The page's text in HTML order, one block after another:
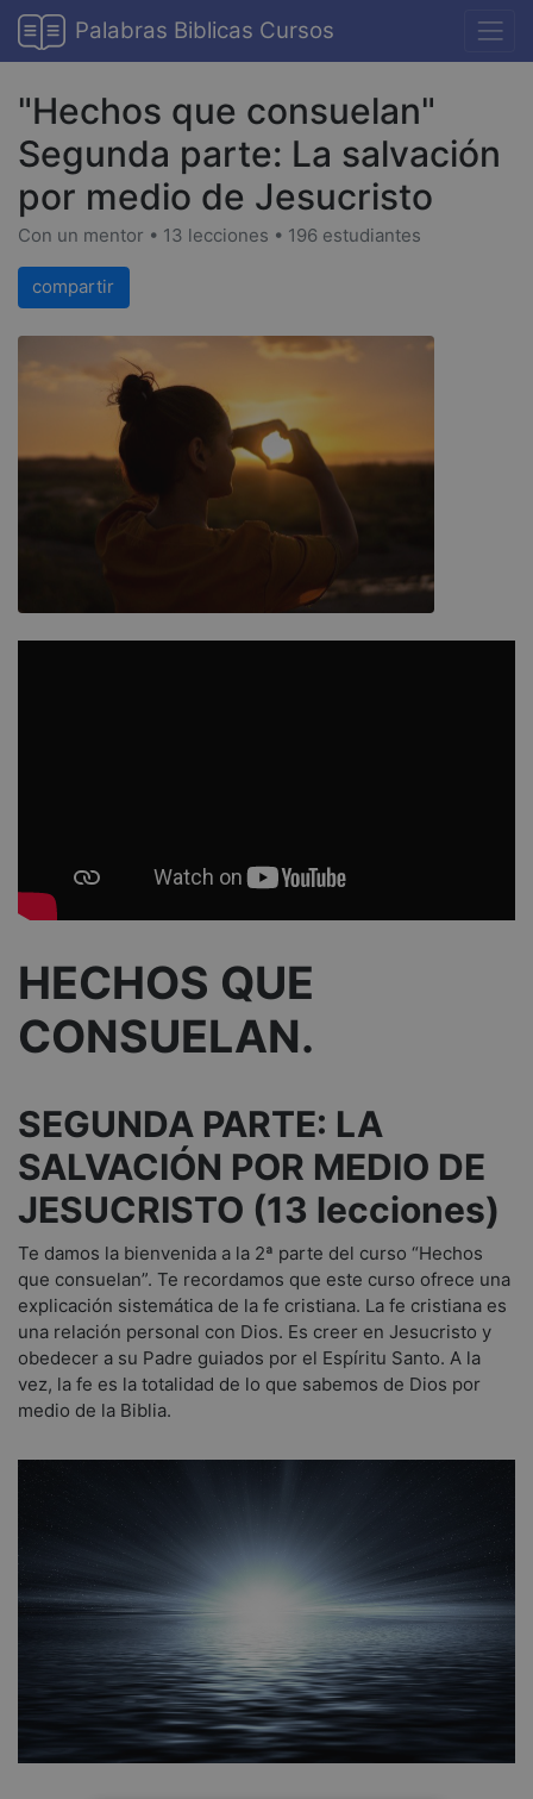
Palabras Biblicas Cursos
"Hechos que consuelan"
Segunda parte: La salvación
por medio de Jesucristo
Con un mentor • 13 lecciones • 196 estudiantes
compartir
HECHOS QUE
CONSUELAN.
SEGUNDA PARTE: LA
SALVACIÓN POR MEDIO DE
JESUCRISTO (13 lecciones)
Te damos la bienvenida a la 2ª parte del curso “Hechos
que consuelan”. Te recordamos que este curso ofrece una
explicación sistemática de la fe cristiana. La fe cristiana es
una relación personal con Dios. Es creer en Jesucristo y
obedecer a su Padre guiados por el Espíritu Santo. A la
vez, la fe es la totalidad de lo que sabemos de Dios por
medio de la Biblia.